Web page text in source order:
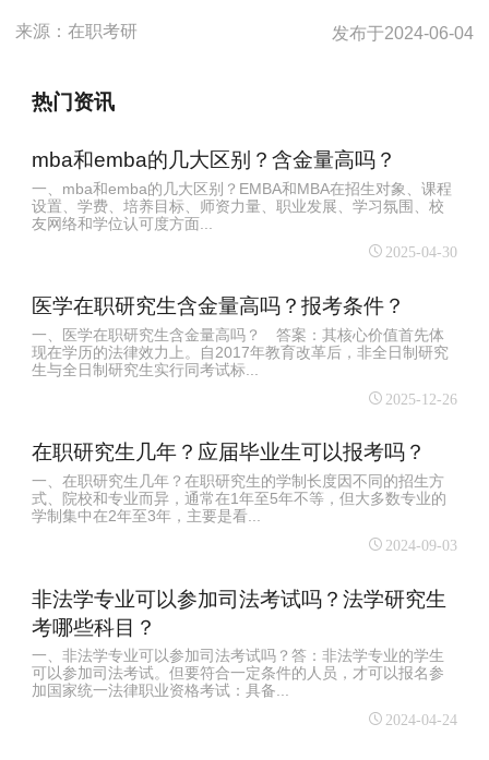
来源：在职考研 发布于2024-06-04
热门资讯
mba和emba的几大区别？含金量高吗？
一、mba和emba的几大区别？EMBA和MBA在招生对象、课程
设置、学费、培养目标、师资力量、职业发展、学习氛围、校
友网络和学位认可度方面...
2025-04-30
医学在职研究生含金量高吗？报考条件？
一、医学在职研究生含金量高吗？ 答案：其核心价值首先体
现在学历的法律效力上。自2017年教育改革后，非全日制研究
生与全日制研究生实行同考试标...
2025-12-26
在职研究生几年？应届毕业生可以报考吗？
一、在职研究生几年？在职研究生的学制长度因不同的招生方
式、院校和专业而异，通常在1年至5年不等，但大多数专业的
学制集中在2年至3年，主要是看...
2024-09-03
非法学专业可以参加司法考试吗？法学研究生
考哪些科目？
一、非法学专业可以参加司法考试吗？答：非法学专业的学生
可以参加司法考试。但要符合一定条件的人员，才可以报名参
加国家统一法律职业资格考试：具备...
2024-04-24